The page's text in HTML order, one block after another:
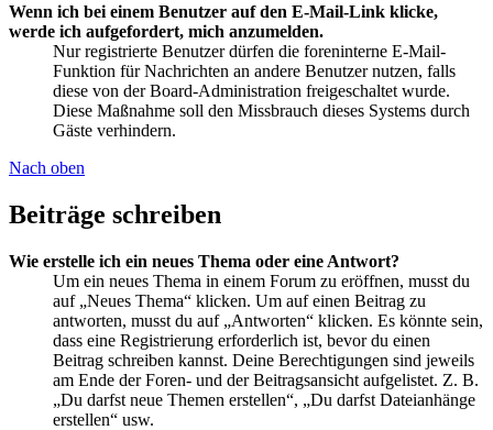
Wenn ich bei einem Benutzer auf den E-Mail-Link klicke,
werde ich aufgefordert, mich anzumelden.
Nur registrierte Benutzer dürfen die foreninterne E-Mail-
Funktion für Nachrichten an andere Benutzer nutzen, falls
diese von der Board-Administration freigeschaltet wurde.
Diese Maßnahme soll den Missbrauch dieses Systems durch
Gäste verhindern.
Nach oben
Beiträge schreiben
Wie erstelle ich ein neues Thema oder eine Antwort?
Um ein neues Thema in einem Forum zu eröffnen, musst du
auf „Neues Thema“ klicken. Um auf einen Beitrag zu
antworten, musst du auf „Antworten“ klicken. Es könnte sein,
dass eine Registrierung erforderlich ist, bevor du einen
Beitrag schreiben kannst. Deine Berechtigungen sind jeweils
am Ende der Foren- und der Beitragsansicht aufgelistet. Z. B.
„Du darfst neue Themen erstellen“, „Du darfst Dateianhänge
erstellen“ usw.